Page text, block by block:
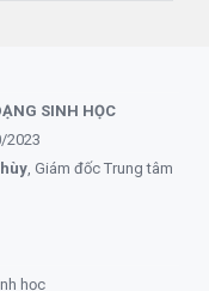
SINH HỌC
2023
, Giám đốc Trung tâm
học